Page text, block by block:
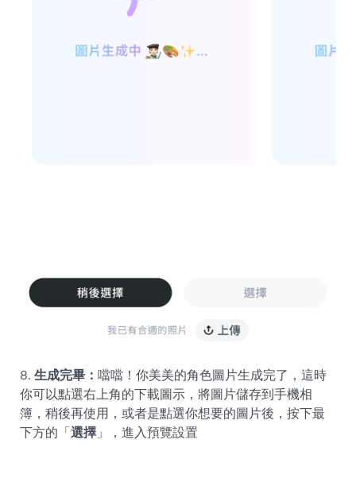
8. 生成完畢： 噹噹！你美美的角色圖片生成完了，這時
你可以點選右上角的下載圖示，將圖片儲存到手機相
簿，稍後再使用，或者是點選你想要的圖片後，按下最
下方的「選擇」，進入預覽設置